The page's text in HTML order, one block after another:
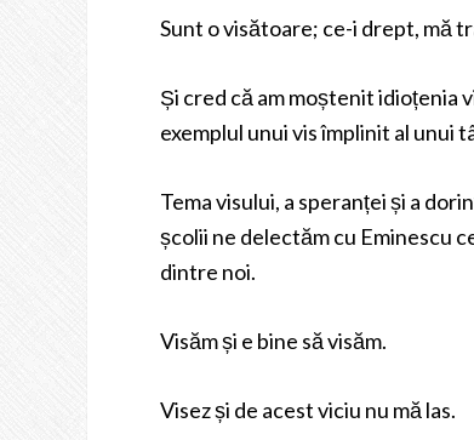
Sunt o visătoare; ce-i drept, mă
Și cred că am moștenit idioțenia
exemplul unui vis împlinit al unui
Tema visului, a speranței și a
școlii ne delectăm cu Eminescu
dintre noi.
Visăm și e bine să visăm.
Visez și de acest viciu nu mă las.